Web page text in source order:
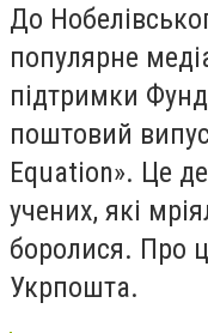
До
популярне
підтримки
поштовий
Equation». Це
учених, які
боролися. Про
Укрпошта.